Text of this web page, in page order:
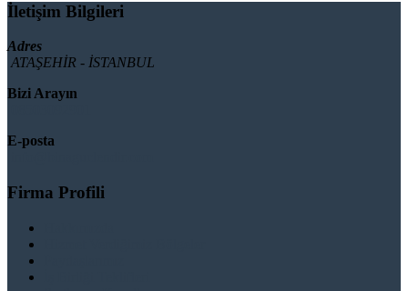
İletişim Bilgileri
Adres
ATAŞEHİR - İSTANBUL
Bizi Arayın
E-posta
Firma Profili